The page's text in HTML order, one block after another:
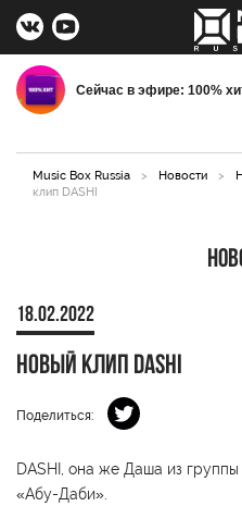
Сейчас в эфире: 100%
Music Box Russia > Новости >
клип DASHI
18.02.2022
Новый клип DASHI
Поделиться:
DASHI, она же Даша из
«Абу-Даби».